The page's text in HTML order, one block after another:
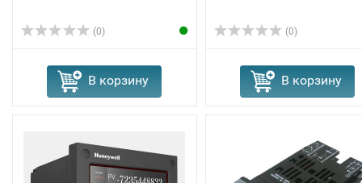
(0)
В корзину
(0)
В корзину